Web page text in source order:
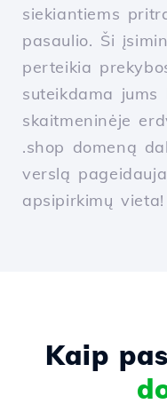
siekiantiems
pasaulio. Ši
perteikia
suteikdama jums
skaitmeninėje
.shop domeną
verslą
apsipirkimų vieta!
Kaip